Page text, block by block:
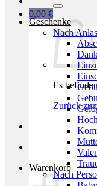
0,00 €
Es
Zurück
Warenkorb
Geschenke
Nach
Nach